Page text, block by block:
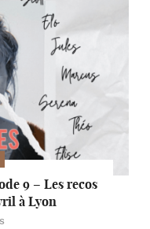
9 – Les recos
à Lyon